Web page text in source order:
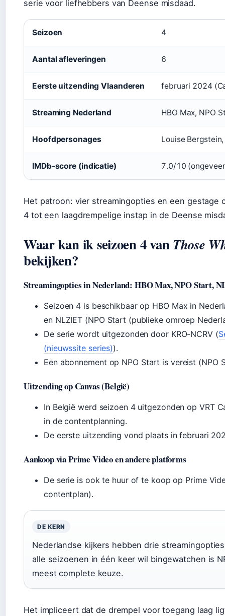
serie voor liefhebbers van Deense misdaad.
Seizoen 4
Aantal afleveringen 6
Eerste uitzending Vlaanderen februari 2024
Streaming Nederland HBO Max, NPO
Hoofdpersonages Louise
IMDb-score (indicatie) 7.0/10
Het patroon: vier streamingopties en een gestage
4 tot een laagdrempelige instap in de Deense
Waar kan ik seizoen 4 vanThose
bekijken?
Streamingopties in Nederland: HBO Max, NPO Start,
Seizoen 4 is beschikbaar op HBO Max in
en NLZIET (NPO Start (publieke omroep
De serie wordt uitgezonden door KRO-NCRV (
(nieuwssite series)).
Een abonnement op NPO Start is vereist (NPO
Uitzending op Canvas (België)
In België werd seizoen 4 uitgezonden op VRT
in de contentplanning.
De eerste uitzending vond plaats in februari
Aankoop via Prime Video en andere platforms
De serie is ook te huur of te koop op Prime
contentplan).
DE KERN
Nederlandse kijkers hebben drie
alle seizoenen in één keer wil bingewatchen is
meest complete keuze.
Het impliceert dat de drempel voor toegang laag